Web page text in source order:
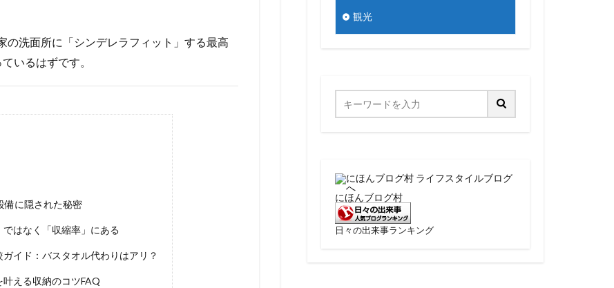
の洗面所に「シンデレラフィット」する最高
いるはずです。
備に隠された秘密
はなく「収縮率」にある
イド：バスタオル代わりはアリ？
える収納のコツFAQ
観光
にほんブログ村
日々の出来事ランキング